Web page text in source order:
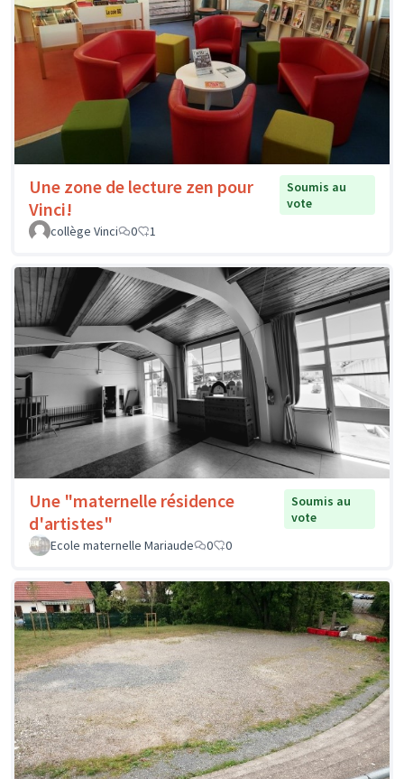
Une zone de lecture zen pour
Vinci!
Soumis au
vote
collège Vinci
0 1
Une "maternelle résidence
d'artistes"
Soumis au
vote
Ecole maternelle Mariaude
0 0